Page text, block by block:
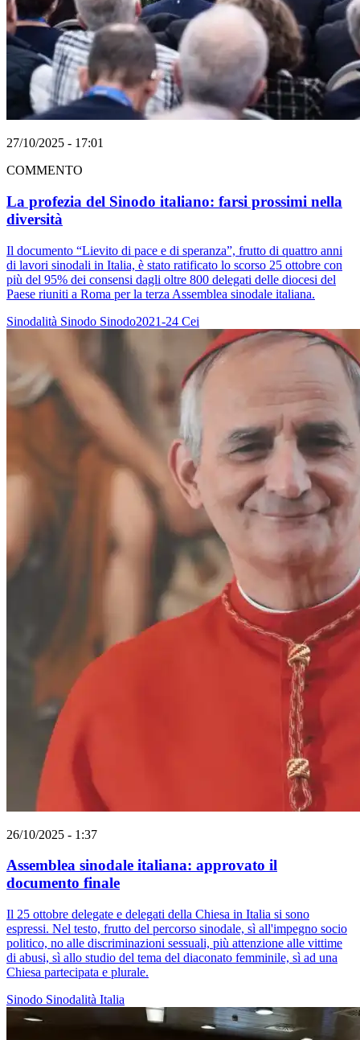
27/10/2025 - 17:01
COMMENTO
La profezia del Sinodo italiano: farsi prossimi nella
diversità
Il documento “Lievito di pace e di speranza”, frutto di quattro anni
di lavori sinodali in Italia, è stato ratificato lo scorso 25 ottobre con
più del 95% dei consensi dagli oltre 800 delegati delle diocesi del
Paese riuniti a Roma per la terza Assemblea sinodale italiana.
Sinodalità Sinodo Sinodo2021-24 Cei
26/10/2025 - 1:37
Assemblea sinodale italiana: approvato il
documento finale
Il 25 ottobre delegate e delegati della Chiesa in Italia si sono
espressi. Nel testo, frutto del percorso sinodale, sì all'impegno socio
politico, no alle discriminazioni sessuali, più attenzione alle vittime
di abusi, sì allo studio del tema del diaconato femminile, sì ad una
Chiesa partecipata e plurale.
Sinodo Sinodalità Italia